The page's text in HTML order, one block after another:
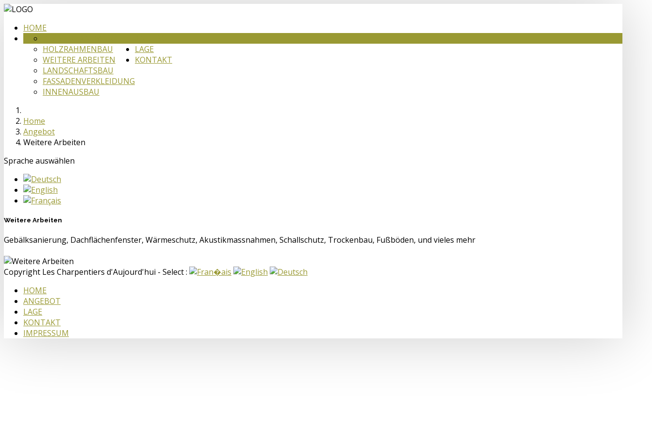
HOME
HOLZRAHMENBAU
WEITERE ARBEITEN
LANDSCHAFTSBAU
FASSADENVERKLEIDUNG
INNENAUSBAU
LAGE
KONTAKT
Home
Angebot
Weitere Arbeiten
Sprache auswählen
Weitere Arbeiten
Gebälksanierung, Dachflächenfenster, Wärmeschutz, Akustikmassnahmen, Schallschutz, Trockenbau, Fußböden, und vieles mehr
Copyright Les Charpentiers d'Aujourd'hui - Select :
HOME
ANGEBOT
LAGE
KONTAKT
IMPRESSUM